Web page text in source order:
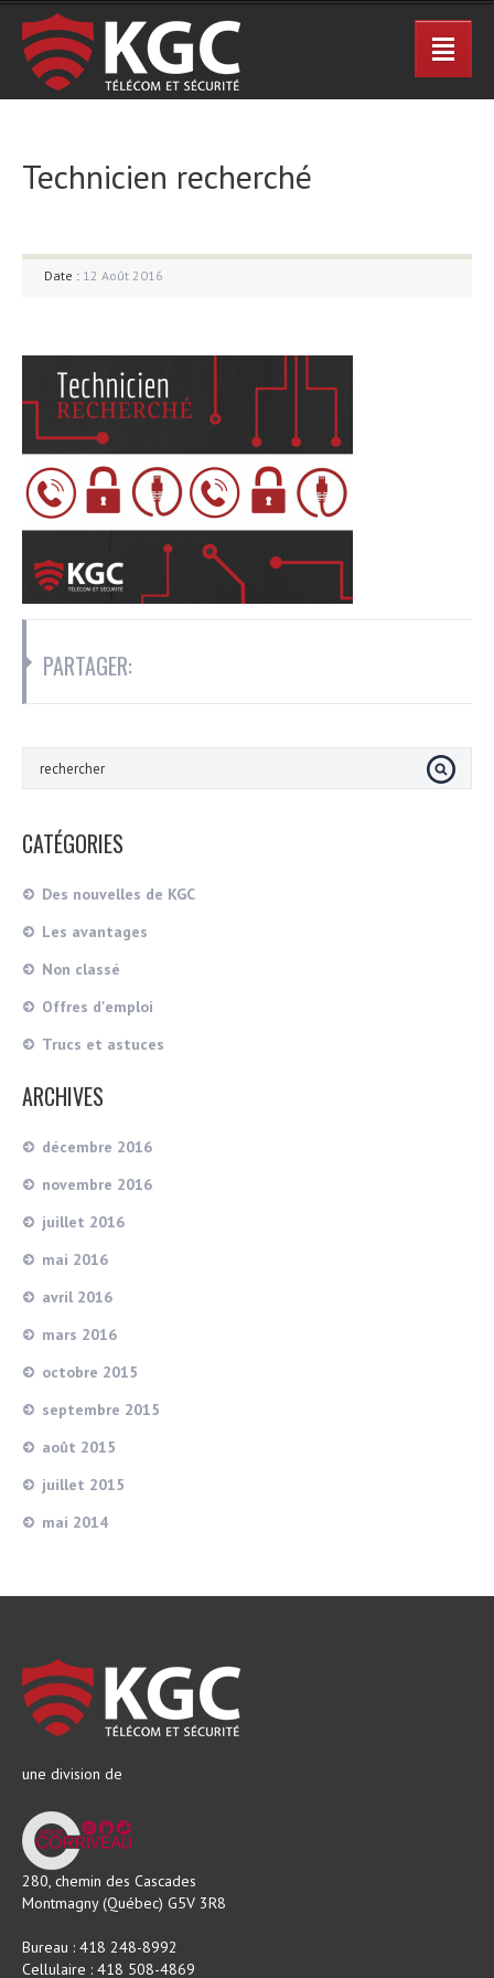
Technicien recherché
Date : 12 Août 2016
PARTAGER:
CATÉGORIES
Des nouvelles de KGC
Les avantages
Non classé
Offres d'emploi
Trucs et astuces
ARCHIVES
décembre 2016
novembre 2016
juillet 2016
mai 2016
avril 2016
mars 2016
octobre 2015
septembre 2015
août 2015
juillet 2015
mai 2014
une division de
280, chemin des Cascades
Montmagny (Québec) G5V 3R8
Bureau : 418 248-8992
Cellulaire : 418 508-4869